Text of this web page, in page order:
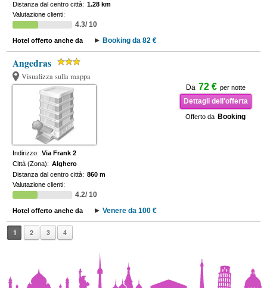
Distanza dal centro città: 1.28 km
Valutazione clienti:
4.3/ 10
Hotel offerto anche da Booking da 82 €
Angedras
Visualizza sulla mappa
Da 72 € per notte
Dettagli dell'offerta
Offerto da Booking
Indirizzo: Via Frank 2
Città (Zona): Alghero
Distanza dal centro città: 860 m
Valutazione clienti:
4.2/ 10
Hotel offerto anche da Venere da 100 €
1 2 3 4